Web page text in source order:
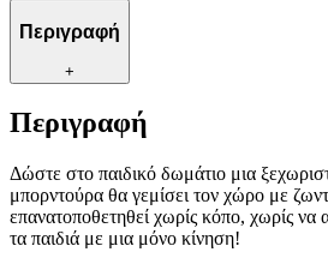
Περιγραφή
+
Περιγραφή
Δώστε στο παιδικό δωμάτιο μια
μπορντούρα θα γεμίσει τον χώρο με
επανατοποθετηθεί χωρίς κόπο, χωρίς να
τα παιδιά με μια μόνο κίνηση!